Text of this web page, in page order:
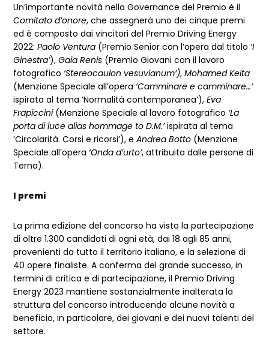
Un’importante novità nella Governance del Premio è il
Comitato d’onore, che assegnerà uno dei cinque premi
ed è composto dai vincitori del Premio Driving Energy
2022:Paolo Ventura (Premio Senior con l’opera dal titolo‘I
Ginestra’),Gaia Renis (Premio Giovani con il lavoro
fotografico‘Stereocaulon vesuvianum’),Mohamed Keita
(Menzione Speciale all’opera‘Camminare e camminare…’
ispirata al tema ‘Normalità contemporanea’),Eva
Frapiccini (Menzione Speciale al lavoro fotografico‘La
porta di luce alias hommage to D.M.’ispirata al tema
‘Circolarità. Corsi e ricorsi’), eAndrea Botto (Menzione
Speciale all’opera‘Onda d’urto’, attribuita dalle persone di
Terna).
I premi
La prima edizione del concorso ha visto la partecipazione
di oltre 1.300 candidati di ogni età, dai 18 agli 85 anni,
provenienti da tutto il territorio italiano, e la selezione di
40 opere finaliste. A conferma del grande successo, in
termini di critica e di partecipazione, il Premio Driving
Energy 2023 mantiene sostanzialmente inalterata la
struttura del concorso introducendo alcune novità a
beneficio, in particolare, dei giovani e dei nuovi talenti del
settore.